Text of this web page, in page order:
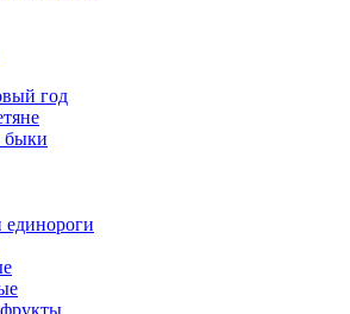
год
быки